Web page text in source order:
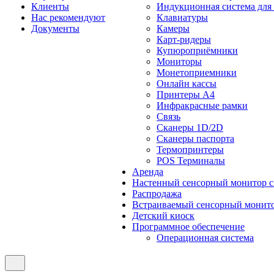
Клиенты
Нас рекомендуют
Документы
Индукционная система
Клавиатуры
Камеры
Карт-ридеры
Купюроприёмники
Мониторы
Монетоприемники
Онлайн кассы
Принтеры А4
Инфракрасные рамки
Связь
Сканеры 1D/2D
Сканеры паспорта
Термопринтеры
POS Терминалы
Аренда
Настенный сенсорный монитор
Распродажа
Встраиваемый сенсорный
Детский киоск
Программное обеспечение
Операционная система